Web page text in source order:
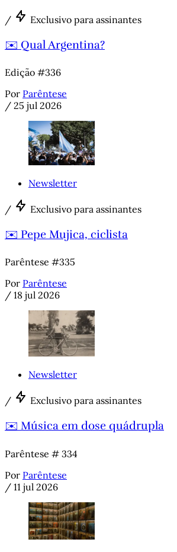
/ Exclusivo para assinantes
✉️ Qual Argentina?
Edição #336
Por Parêntese
/ 25 jul 2026
Newsletter
/ Exclusivo para assinantes
✉️ Pepe Mujica, ciclista
Parêntese #335
Por Parêntese
/ 18 jul 2026
Newsletter
/ Exclusivo para assinantes
✉️ Música em dose quádrupla
Parêntese # 334
Por Parêntese
/ 11 jul 2026